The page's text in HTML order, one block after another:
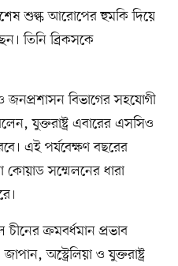
শুল্ক আরোপের হুমকি দিয়ে
তিনি ব্রিকসকে
জনপ্রশাসন বিভাগের সহযোগী
যুক্তরাষ্ট্র এবারের এসসিও
এই পর্যবেক্ষণ বছরের
সম্মেলনের ধারা
ক্রমবর্ধমান প্রভাব
অস্ট্রেলিয়া ও যুক্তরাষ্ট্র